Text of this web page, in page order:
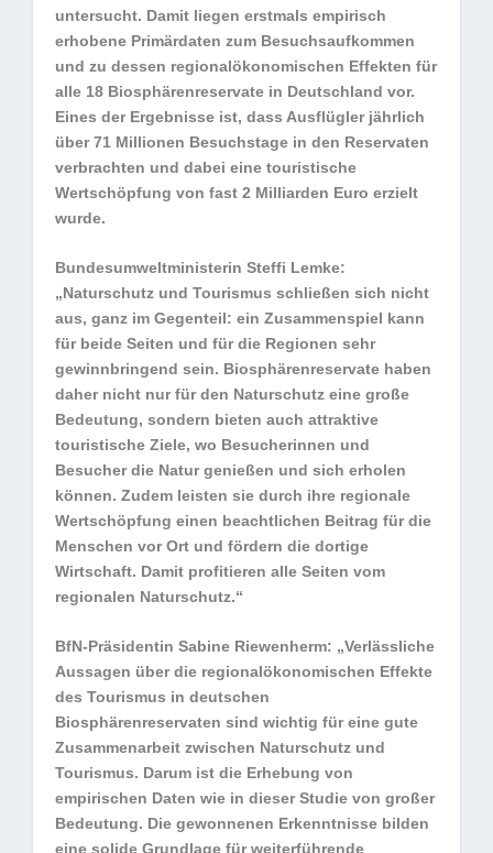
untersucht. Damit liegen erstmals empirisch
erhobene Primärdaten zum Besuchsaufkommen
und zu dessen regionalökonomischen Effekten für
alle 18 Biosphärenreservate in Deutschland vor.
Eines der Ergebnisse ist, dass Ausflügler jährlich
über 71 Millionen Besuchstage in den Reservaten
verbrachten und dabei eine touristische
Wertschöpfung von fast 2 Milliarden Euro erzielt
wurde.
Bundesumweltministerin Steffi Lemke:
„Naturschutz und Tourismus schließen sich nicht
aus, ganz im Gegenteil: ein Zusammenspiel kann
für beide Seiten und für die Regionen sehr
gewinnbringend sein. Biosphärenreservate haben
daher nicht nur für den Naturschutz eine große
Bedeutung, sondern bieten auch attraktive
touristische Ziele, wo Besucherinnen und
Besucher die Natur genießen und sich erholen
können. Zudem leisten sie durch ihre regionale
Wertschöpfung einen beachtlichen Beitrag für die
Menschen vor Ort und fördern die dortige
Wirtschaft. Damit profitieren alle Seiten vom
regionalen Naturschutz.“
BfN-Präsidentin Sabine Riewenherm: „Verlässliche
Aussagen über die regionalökonomischen Effekte
des Tourismus in deutschen
Biosphärenreservaten sind wichtig für eine gute
Zusammenarbeit zwischen Naturschutz und
Tourismus. Darum ist die Erhebung von
empirischen Daten wie in dieser Studie von großer
Bedeutung. Die gewonnenen Erkenntnisse bilden
eine solide Grundlage für weiterführende